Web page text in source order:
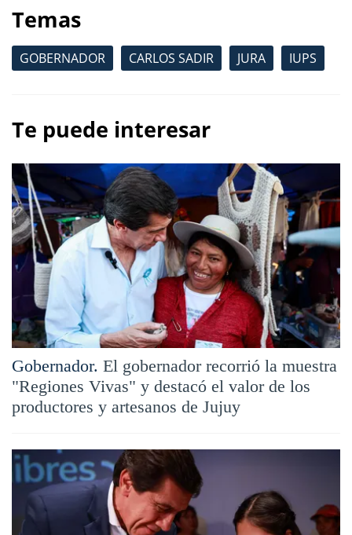
Temas
GOBERNADOR CARLOS SADIR JURA IUPS
Te puede interesar
Gobernador. El gobernador recorrió la muestra
"Regiones Vivas" y destacó el valor de los
productores y artesanos de Jujuy